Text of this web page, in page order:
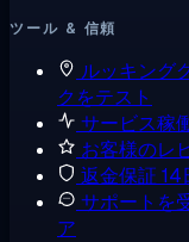
ツール & 信頼
ルッキング
クをテスト
サービス稼
お客様のレ
返金保証 14
サポートを
ア